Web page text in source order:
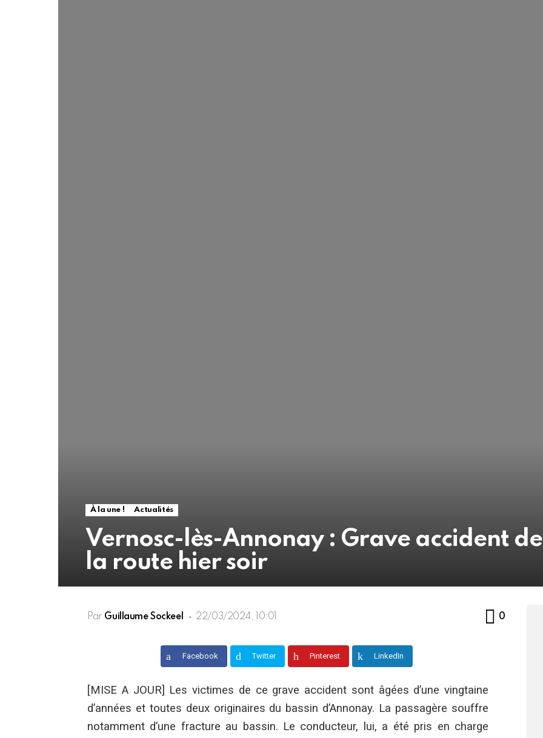
À la une ! Actualités
Vernosc-lès-Annonay : Grave accident de
la route hier soir
Par Guillaume Sockeel 22/03/2024, 10:01 0
Facebook Twitter Pinterest LinkedIn
[MISE A JOUR] Les victimes de ce grave accident sont âgées d’une vingtaine
d’années et toutes deux originaires du bassin d’Annonay. La passagère souffre
notamment d’une fracture au bassin. Le conducteur, lui, a été pris en charge